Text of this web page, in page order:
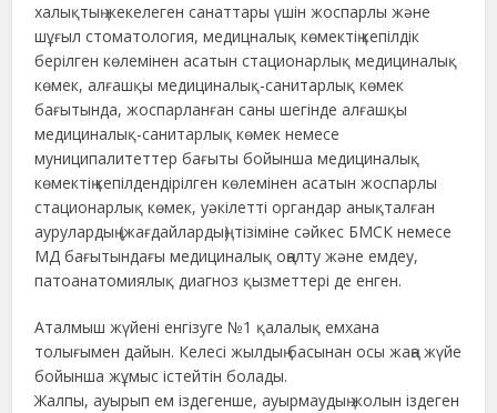
халықтың жекелеген санаттары үшін жоспарлы және
шұғыл стоматология, медицналық көмектің кепілдік
берілген көлемінен асатын стационарлық медициналық
көмек, алғашқы медициналық-санитарлық көмек
бағытында, жоспарланған саны шегінде алғашқы
медициналық-санитарлық көмек немесе
муниципалитеттер бағыты бойынша медициналық
көмектің кепілдендірілген көлемінен асатын жоспарлы
стационарлық көмек, уәкілетті органдар анықталған
аурулардың (жағдайлардың) тізіміне сәйкес БМСК немесе
МД бағытындағы медициналық оңалту және емдеу,
патоанатомиялық диагноз қызметтері де енген.
Аталмыш жүйені енгізуге №1 қалалық емхана
толығымен дайын. Келесі жылдың басынан осы жаңа жүйе
бойынша жұмыс істейтін болады.
Жалпы, ауырып ем іздегенше, ауырмаудың жолын іздеген